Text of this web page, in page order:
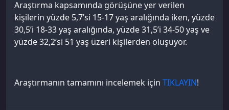
Araştırma kapsamında görüşüne yer verilen
kişilerin yüzde 5,7’si 15-17 yaş aralığında iken, yüzde
30,5’i 18-33 yaş aralığında, yüzde 31,5’i 34-50 yaş ve
yüzde 32,2’si 51 yaş üzeri kişilerden oluşuyor.
Araştırmanın tamamını incelemek için TIKLAYIN!